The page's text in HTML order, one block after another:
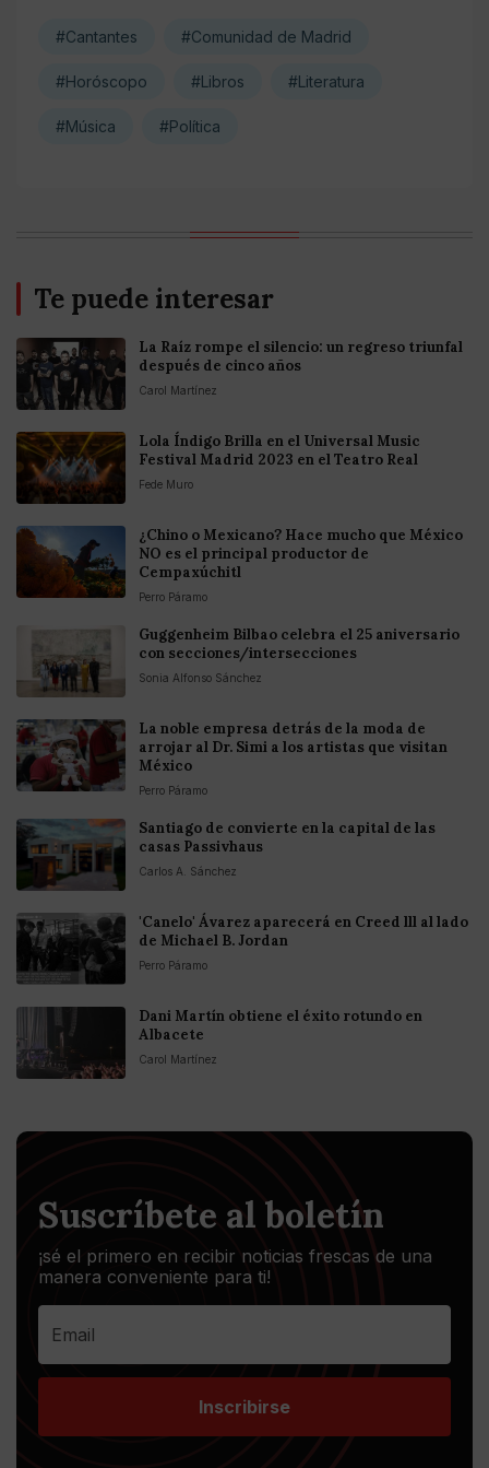
#Cantantes #Comunidad de Madrid
#Horóscopo #Libros #Literatura
#Música #Política
Te puede interesar
La Raíz rompe el silencio: un regreso triunfal
después de cinco años
Carol Martínez
Lola Índigo Brilla en el Universal Music
Festival Madrid 2023 en el Teatro Real
Fede Muro
¿Chino o Mexicano? Hace mucho que México
NO es el principal productor de
Cempaxúchitl
Perro Páramo
Guggenheim Bilbao celebra el 25 aniversario
con secciones/intersecciones
Sonia Alfonso Sánchez
La noble empresa detrás de la moda de
arrojar al Dr. Simi a los artistas que visitan
México
Perro Páramo
Santiago de convierte en la capital de las
casas Passivhaus
Carlos A. Sánchez
'Canelo' Ávarez aparecerá en Creed lll al lado
de Michael B. Jordan
Perro Páramo
Dani Martín obtiene el éxito rotundo en
Albacete
Carol Martínez
Suscríbete al boletín
¡sé el primero en recibir noticias frescas de una
manera conveniente para ti!
Inscribirse